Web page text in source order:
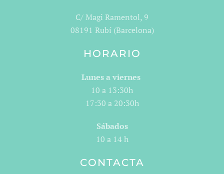
C/ Magi Ramentol, 9
08191 Rubí (Barcelona)
HORARIO
Lunes a viernes
10 a 13:30h
17:30 a 20:30h
Sábados
10 a 14 h
CONTACTA